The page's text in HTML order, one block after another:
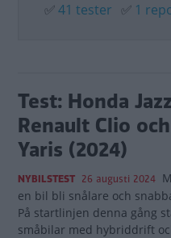
✅41 tester ✅ 1
Test: Honda
Renault Clio
Yaris (2024)
NYBILSTEST 26 augusti 2024
en bil bli snålare och
På startlinjen denna gång
småbilar med hybriddrift